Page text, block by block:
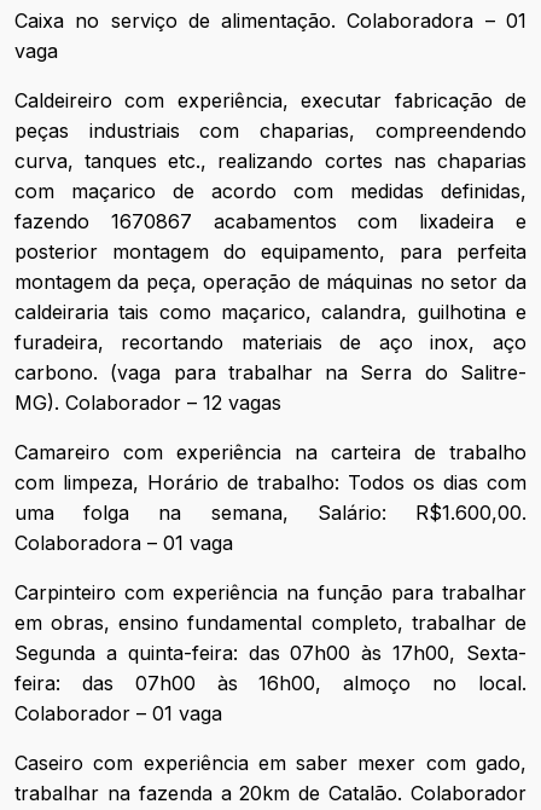
Caixa no serviço de alimentação. Colaboradora – 01
vaga
Caldeireiro com experiência, executar fabricação de
peças industriais com chaparias, compreendendo
curva, tanques etc., realizando cortes nas chaparias
com maçarico de acordo com medidas definidas,
fazendo 1670867 acabamentos com lixadeira e
posterior montagem do equipamento, para perfeita
montagem da peça, operação de máquinas no setor da
caldeiraria tais como maçarico, calandra, guilhotina e
furadeira, recortando materiais de aço inox, aço
carbono. (vaga para trabalhar na Serra do Salitre-
MG). Colaborador – 12 vagas
Camareiro com experiência na carteira de trabalho
com limpeza, Horário de trabalho: Todos os dias com
uma folga na semana, Salário: R$1.600,00.
Colaboradora – 01 vaga
Carpinteiro com experiência na função para trabalhar
em obras, ensino fundamental completo, trabalhar de
Segunda a quinta-feira: das 07h00 às 17h00, Sexta-
feira: das 07h00 às 16h00, almoço no local.
Colaborador – 01 vaga
Caseiro com experiência em saber mexer com gado,
trabalhar na fazenda a 20km de Catalão. Colaborador